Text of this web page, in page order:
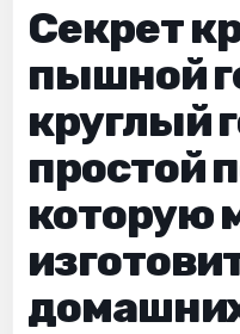
Секрет
пышной
круглый
простой
которую